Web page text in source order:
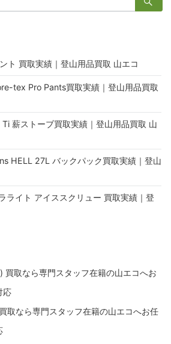
ト 買取実績｜登山用品買取 山エコ
tex Pro Pants買取実績｜登山用品買取
薪ストーブ買取実績｜登山用品買取 山
HELL 27L バックパック買取実績｜登山
ライト アイススクリュー 買取実績｜登
買取なら専門スタッフ在籍の山エコへお
応
取なら専門スタッフ在籍の山エコへお任